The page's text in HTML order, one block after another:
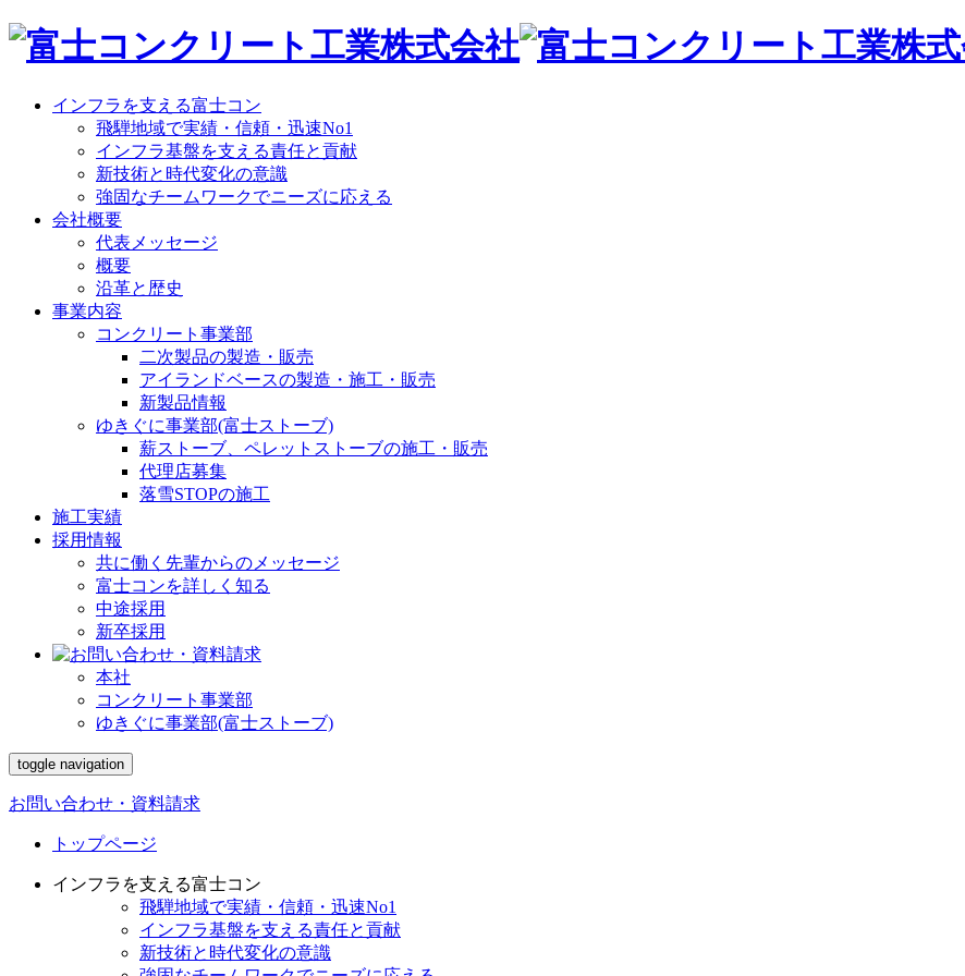
インフラを支える富士コン
飛騨地域で実績・信頼・迅速No1
インフラ基盤を支える責任と貢献
新技術と時代変化の意識
強固なチームワークでニーズに応える
会社概要
代表メッセージ
概要
沿革と歴史
事業内容
コンクリート事業部
二次製品の製造・販売
アイランドベースの製造・施工・販売
新製品情報
ゆきぐに事業部(富士ストーブ)
薪ストーブ、ペレットストーブの施工・販売
代理店募集
落雪STOPの施工
施工実績
採用情報
共に働く先輩からのメッセージ
富士コンを詳しく知る
中途採用
新卒採用
本社
コンクリート事業部
ゆきぐに事業部(富士ストーブ)
toggle navigation
お問い合わせ・資料請求
トップページ
インフラを支える富士コン
飛騨地域で実績・信頼・迅速No1
インフラ基盤を支える責任と貢献
新技術と時代変化の意識